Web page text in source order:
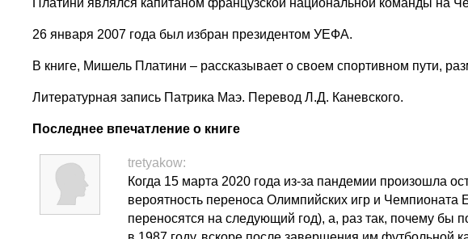
Платини являлся капитаном французской национальной команды на
26 января 2007 года был избран президентом УЕФА.
В книге, Мишель Платини – рассказывает о своем спортивном пути,
Литературная запись Патрика Маэ. Перевод Л.Д. Каневского.
Последнее впечатление о книге
tretyakow:
Когда 15 марта 2020 года из-за пандемии произошла
вероятность переноса Олимпийских игр и
переносятся на следующий год), а, раз так, почему бы